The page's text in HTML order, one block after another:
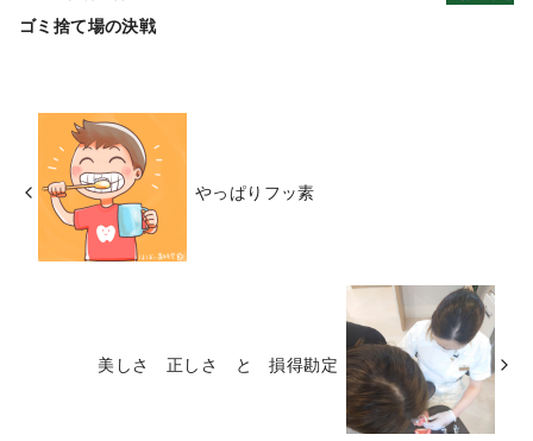
ゴミ捨て場の決戦
やっぱりフッ素
美しさ 正しさ と 損得勘定